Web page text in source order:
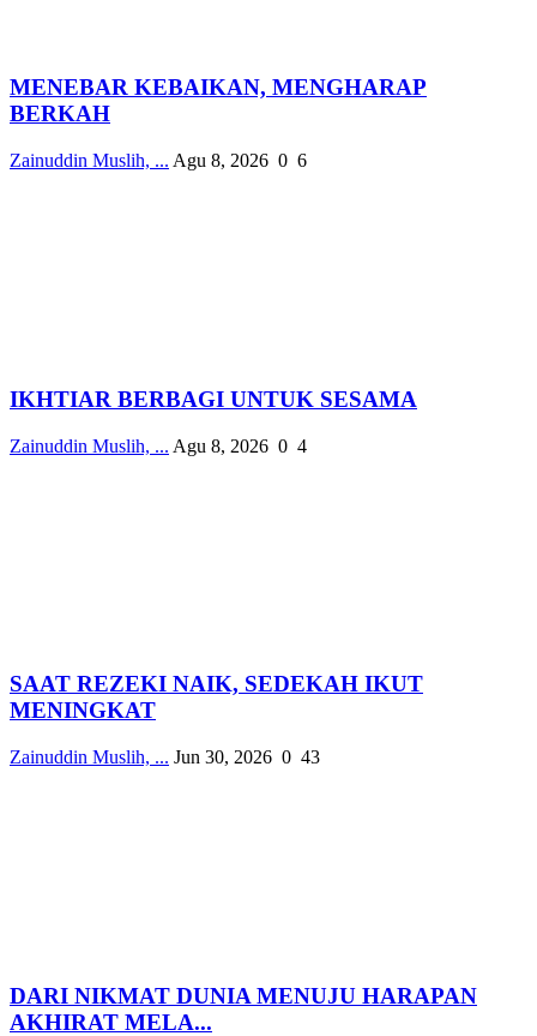
MENEBAR KEBAIKAN, MENGHARAP
BERKAH
Zainuddin Muslih, ... Agu 8, 2026 0 6
IKHTIAR BERBAGI UNTUK SESAMA
Zainuddin Muslih, ... Agu 8, 2026 0 4
SAAT REZEKI NAIK, SEDEKAH IKUT
MENINGKAT
Zainuddin Muslih, ... Jun 30, 2026 0 43
DARI NIKMAT DUNIA MENUJU HARAPAN
AKHIRAT MELA...